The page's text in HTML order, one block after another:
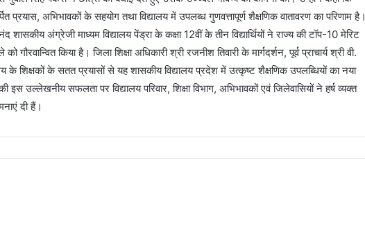
प्रयास, अभिभावकों के सहयोग तथा विद्यालय में उपलब्ध गुणवत्तापूर्ण शैक्षणिक वातावरण का परिणाम है।
शासकीय अंग्रेजी माध्यम विद्यालय पेंड्रा के कक्षा 12वीं के तीन विद्यार्थियों ने राज्य की टॉप-10 मेरिट
गौरवान्वित किया है। जिला शिक्षा अधिकारी श्री रजनीश तिवारी के मार्गदर्शन, पूर्व प्राचार्य श्री वी.
के शिक्षकों के सतत प्रयासों से यह शासकीय विद्यालय प्रदेश में उत्कृष्ट शैक्षणिक उपलब्धियों का नया
इस उल्लेखनीय सफलता पर विद्यालय परिवार, शिक्षा विभाग, अभिभावकों एवं जिलेवासियों ने हर्ष व्यक्त
दी हैं।